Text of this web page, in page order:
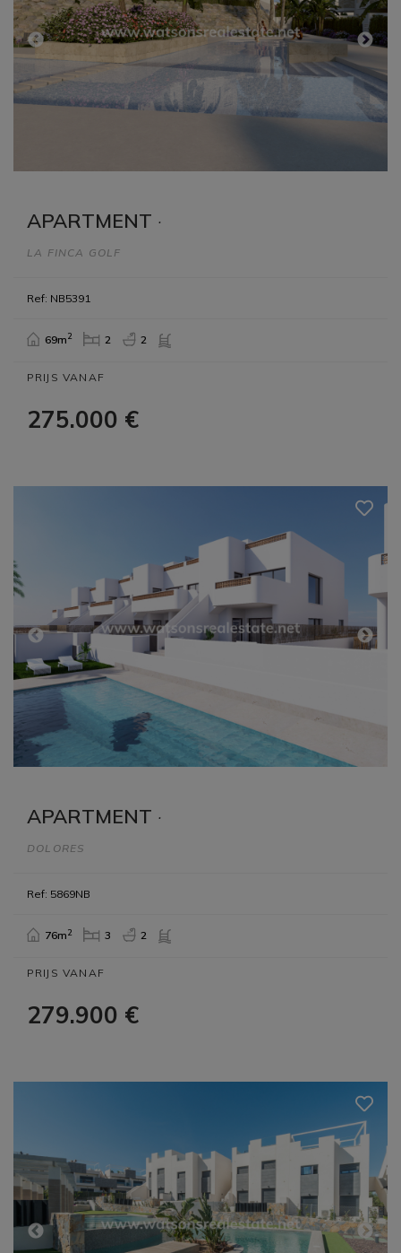
APARTMENT ·
LA FINCA GOLF
Ref: NB5391
69m2 2 2
PRIJS VANAF
275.000 €
APARTMENT ·
DOLORES
Ref: 5869NB
76m2 3 2
PRIJS VANAF
279.900 €